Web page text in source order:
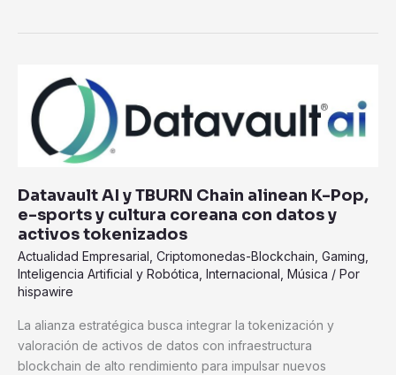
Datavault AI y TBURN Chain alinean K-Pop,
e-sports y cultura coreana con datos y
activos tokenizados
Actualidad Empresarial Criptomonedas-Blockchain Gaming
Inteligencia Artificial y Robótica Internacional Música / Por
hispawire
La alianza estratégica busca integrar la tokenización y
valoración de activos de datos con infraestructura
blockchain de alto rendimiento para impulsar nuevos
Datavault
TBURN
Chain
K-
Pop,
e-
sports
y
cultura
coreana
con
datos